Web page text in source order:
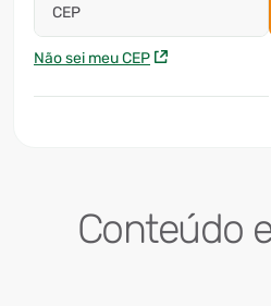
CEP
Não sei meu CEP
Conteúdo